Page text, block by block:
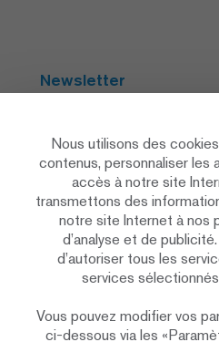
Newsletter
Social Media
Déclaration de protection
Nous utilisons des
contenus, personnaliser les
accès à notre site
transmettons des
notre site Internet à nos
d’analyse et de
d’autoriser tous les
services
Vous pouvez modifier vos
ci-dessous via les